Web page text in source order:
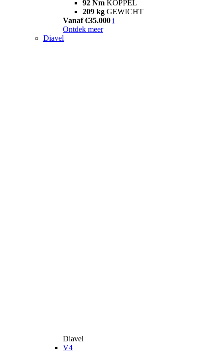
92 Nm KOPPEL
209 kg GEWICHT
Vanaf €35.000 i
Ontdek meer
Diavel
Diavel
V4